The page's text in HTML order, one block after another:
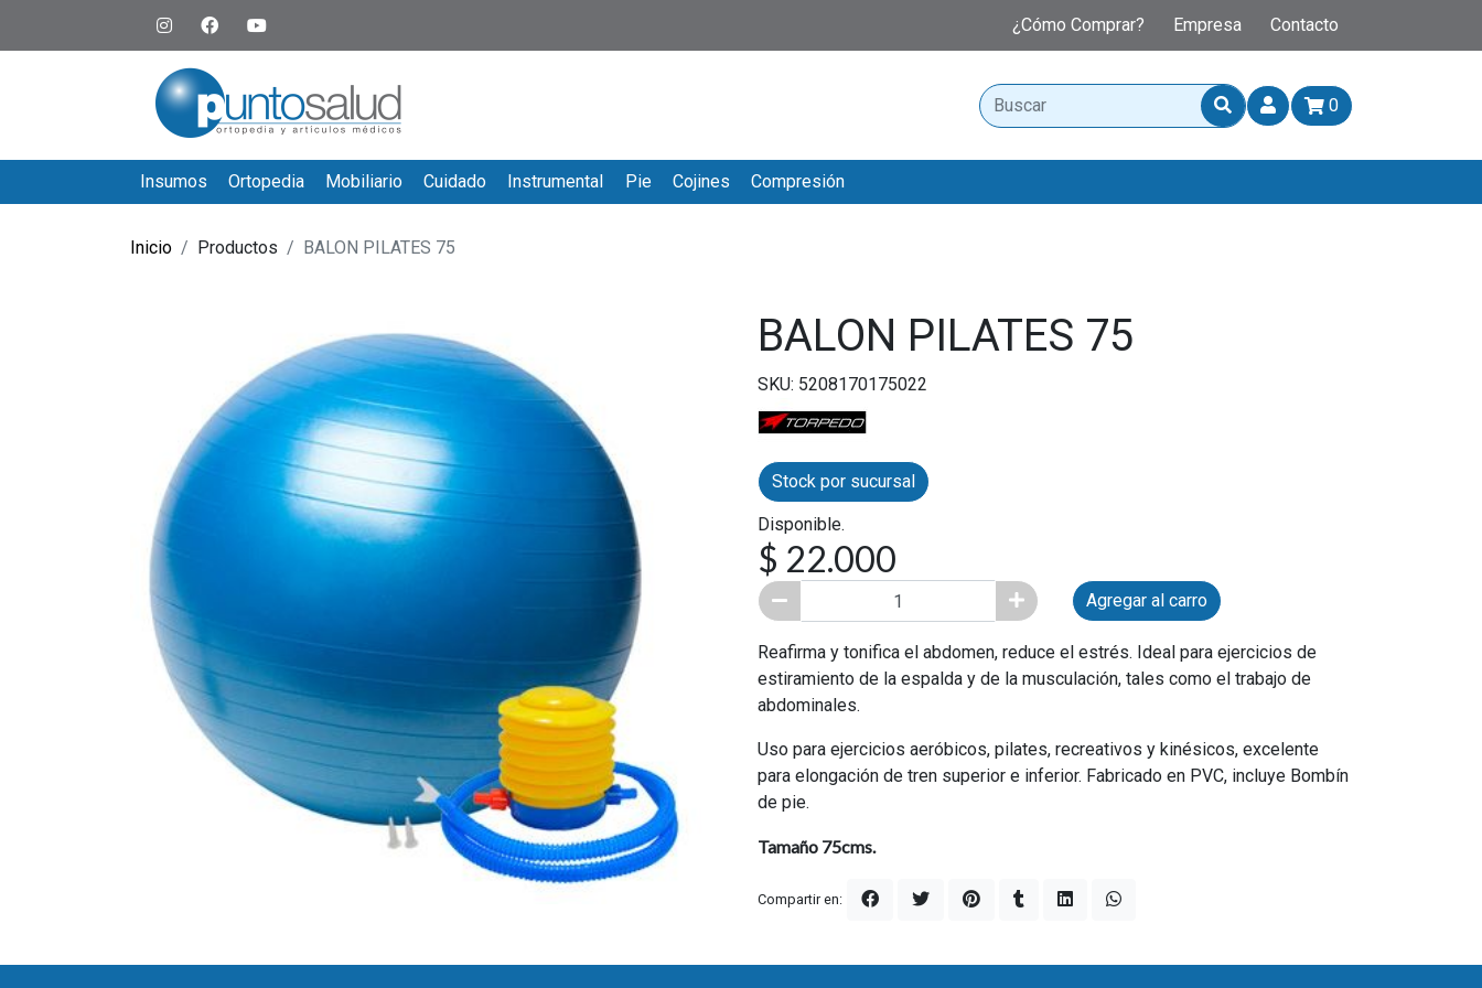
¿Cómo Comprar? Empresa Contacto
0
Insumos Ortopedia Mobiliario Cuidado Instrumental Pie Cojines Compresión
Inicio Productos BALON PILATES 75
BALON PILATES 75
SKU: 5208170175022
Stock por sucursal
Disponible.
$ 22.000
Agregar al carro
Reafirma y tonifica el abdomen, reduce el estrés. Ideal para ejercicios de
estiramiento de la espalda y de la musculación, tales como el trabajo de
abdominales.
Uso para ejercicios aeróbicos, pilates, recreativos y kinésicos, excelente
para elongación de tren superior e inferior. Fabricado en PVC, incluye Bombín
de pie.
Tamaño 75cms.
Compartir en: